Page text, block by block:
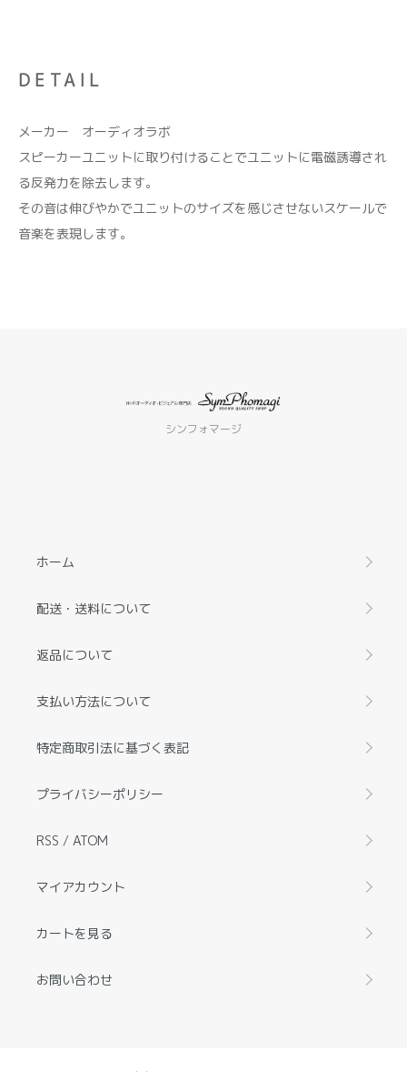
DETAIL
メーカー オーディオラボ
スピーカーユニットに取り付けることでユニットに電磁誘導され
る反発力を除去します。
その音は伸びやかでユニットのサイズを感じさせないスケールで
音楽を表現します。
シンフォマージ
ホーム
配送・送料について
返品について
支払い方法について
特定商取引法に基づく表記
プライバシーポリシー
RSS / ATOM
マイアカウント
カートを見る
お問い合わせ